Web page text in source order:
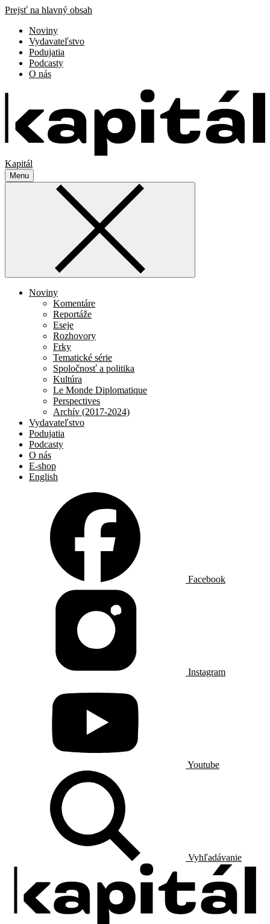
Prejsť na hlavný obsah
Noviny
Vydavateľstvo
Podujatia
Podcasty
O nás
Kapitál
Menu
Noviny
Komentáre
Reportáže
Eseje
Rozhovory
Frky
Tematické série
Spoločnosť a politika
Kultúra
Le Monde Diplomatique
Perspectives
Archív (2017-2024)
Vydavateľstvo
Podujatia
Podcasty
O nás
E-shop
English
Facebook
Instagram
Youtube
Vyhľadávanie